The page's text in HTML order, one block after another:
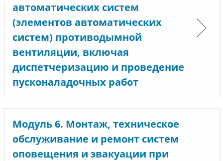
автоматических систем
(элементов автоматических
систем) противодымной
вентиляции, включая
диспетчеризацию и проведение
пусконаладочных работ
Модуль 6. Монтаж, техническое
обслуживание и ремонт систем
оповещения и эвакуации при